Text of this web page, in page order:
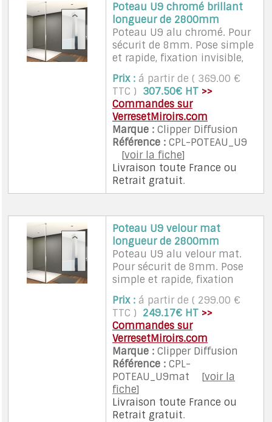
Poteau U9 chromé brillant
longueur de 2800mm
Poteau U9 alu chromé. Pour
sécurit de 8mm. Pose simple
et rapide, fixation invisible,
Clip de finition. 32x32mm,
largeur intérieure
9,4mm,longueur 2800
Prix : á partir de ( 369.00 €
TTC ) 307.50€ HT >>
Commandes sur
VerresetMiroirs.com
Marque : Clipper Diffusion
Référence : CPL-POTEAU_U9
[voir la fiche]
Livraison toute France ou
Retrait gratuit.
Poteau U9 velour mat
longueur de 2800mm
Poteau U9 alu velour mat.
Pour sécurit de 8mm. Pose
simple et rapide, fixation
invisible, Clip de finition.
32x32mm, largeur intérieure
9,4mm,longueur 2800
Prix : á partir de ( 299.00 €
TTC ) 249.17€ HT >>
Commandes sur
VerresetMiroirs.com
Marque : Clipper Diffusion
Référence : CPL-
POTEAU_U9mat [voir la
fiche]
Livraison toute France ou
Retrait gratuit.